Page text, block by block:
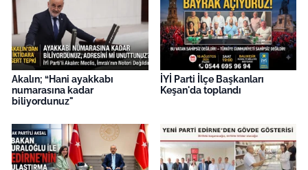
Akalın; “Hani ayakkabı
numarasına kadar
biliyordunuz"
İYİ Parti İlçe Başkanları
Keşan'da toplandı